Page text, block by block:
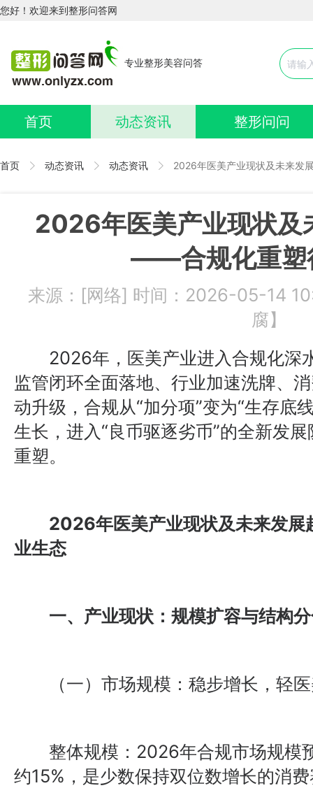
您好！欢迎来到整形问答网
专业整形美容问答
首页 动态资讯 整形问问
首页 动态资讯 动态资讯 2026年医美产业现状及未来
2026年医美产业现状及
——合规化重塑
来源：[网络] 时间：2026-05-14
腐】
2026年，医美产业进入合规化深
监管闭环全面落地、行业加速洗牌、
动升级，合规从“加分项”变为“生存底
生长，进入“良币驱逐劣币”的全新发
重塑。
2026年医美产业现状及未来发展
业生态
一、产业现状：规模扩容与结构分
（一）市场规模：稳步增长，轻医
整体规模：2026年合规市场规模
约15%，是少数保持双位数增长的消